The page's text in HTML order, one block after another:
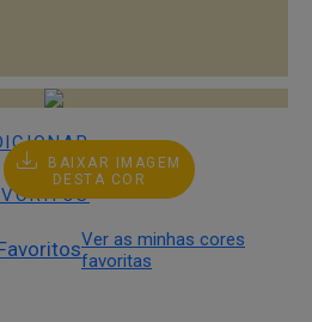
AOSBAIXAR IMAGEM
DESTA COR
Ver as minhas cores
favoritas